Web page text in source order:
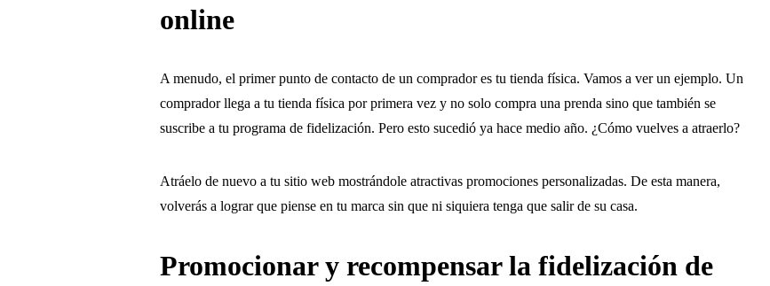
online
A menudo, el primer punto de contacto de un comprador es tu tienda física. Vamos a ver un ejemplo. Un
comprador llega a tu tienda física por primera vez y no solo compra una prenda sino que también se
suscribe a tu programa de fidelización. Pero esto sucedió ya hace medio año. ¿Cómo vuelves a atraerlo?
Atráelo de nuevo a tu sitio web mostrándole atractivas promociones personalizadas. De esta manera,
volverás a lograr que piense en tu marca sin que ni siquiera tenga que salir de su casa.
Promocionar y recompensar la fidelización de